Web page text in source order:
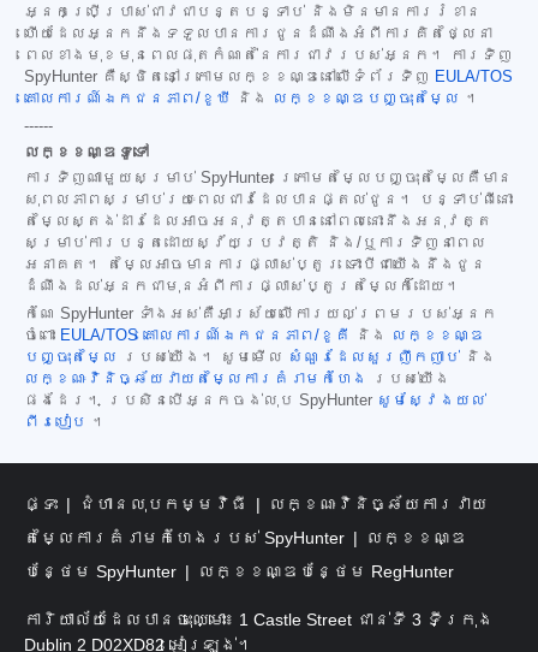
អ្នកប្រើប្រាស់ជាវជាបន្តបន្ទាប់ និងមិនមានការរំខាន
ហើយដែលអ្នកនឹងទទួលបានការជូនដំណឹងអំពីការគិតថ្លៃនា
ពេលខាងមុខមុនពេលផុតកំណត់នៃការជាវរបស់អ្នក។ ការទិញ
SpyHunter គឺស្ថិតនៅក្រោមលក្ខខណ្ឌនៅលើទំព័រទិញ EULA/TOS
គោលការណ៍ឯកជនភាព/ខូឃី
និង លក្ខខណ្ឌបញ្ចុះតម្លៃ ។
------
លក្ខខណ្ឌទូទៅ
ការទិញណាមួយសម្រាប់ SpyHunter ក្រោមតម្លៃបញ្ចុះតម្លៃគឺមាន
សុពលភាពសម្រាប់រយៈពេលជាវដែលបានផ្តល់ជូន។ បន្ទាប់ពីនោះ
តម្លៃស្តង់ដារដែលអាចអនុវត្តបាននៅពេលនោះនឹងអនុវត្ត
សម្រាប់ការបន្តដោយស្វ័យប្រវត្តិ និង/ឬការទិញនាពេល
អនាគត។ តម្លៃអាចមានការផ្លាស់ប្តូរ ទោះបីជាយើងនឹងជូន
ដំណឹងដល់អ្នកជាមុនអំពីការផ្លាស់ប្តូរតម្លៃក៏ដោយ។
កំណែ SpyHunter ទាំងអស់គឺអាស្រ័យលើការយល់ព្រមរបស់អ្នក
ចំពោះ EULA/TOS គោលការណ៍ឯកជនភាព/ខូគី និង
លក្ខខណ្ឌ
បញ្ចុះតម្លៃ
របស់យើង។ សូមមើល សំណួរដែលសួរញឹកញាប់ និង
លក្ខណៈវិនិច្ឆ័យវាយតម្លៃការគំរាមកំហែង
របស់យើង
ផងដែរ។ ប្រសិនបើអ្នកចង់លុប SpyHunter សូមស្វែងយល់
ពីរបៀប ។
ផ្ទះ ជំហានលុបកម្មវិធី
លក្ខណៈវិនិច្ឆ័យការវាយ
តម្លៃការគំរាមកំហែងរបស់ SpyHunter
លក្ខខណ្ឌ
បន្ថែម SpyHunter
លក្ខខណ្ឌបន្ថែម RegHunter
ការិយាល័យដែលបានចុះឈ្មោះ៖ 1 Castle Street ជាន់ទី 3 ទីក្រុង
Dublin 2 D02XD82 អៀរឡង់។